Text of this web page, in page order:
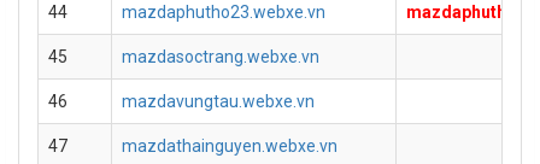
44 mazdaphutho23.webxe.vn
45 mazdasoctrang.webxe.vn
46 mazdavungtau.webxe.vn
47 mazdathainguyen.webxe.vn